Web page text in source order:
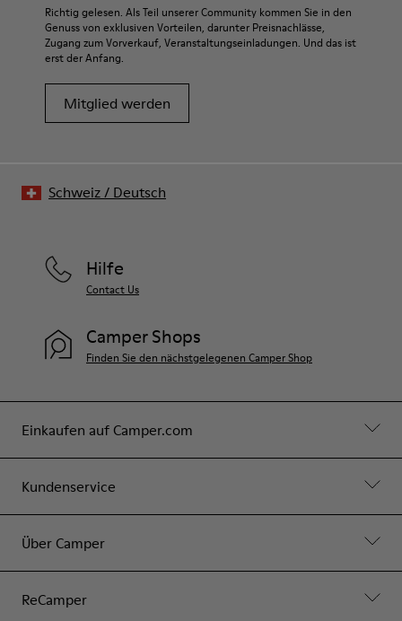
Richtig gelesen. Als Teil unserer Community kommen Sie in den
Genuss von exklusiven Vorteilen, darunter Preisnachlässe,
Zugang zum Vorverkauf, Veranstaltungseinladungen. Und das ist
erst der Anfang.
Mitglied werden
Einkaufen auf Camper.com
Kundenservice
Über Camper
ReCamper
Hilfe
Contact Us
Camper Shops
Finden Sie den nächstgelegenen Camper Shop
Schweiz/ Deutsch